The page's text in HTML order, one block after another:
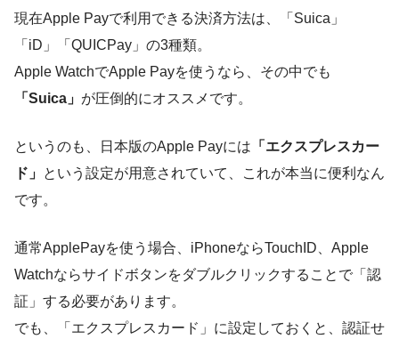
現在Apple Payで利用できる決済方法は、「 Suica」
「iD」「QUICPay」 の3種類。
Apple WatchでApple Payを使うなら、その中でも
「Suica」 が圧倒的にオススメです。
というのも、日本版のApple Payには 「エクスプレスカー
ド」 という設定が用意されていて、これが本当に便利なん
です。
通常ApplePayを使う場合、iPhoneならTouchID、Apple
Watchならサイドボタンをダブルクリックすることで「認
証」する必要があります。
でも、「エクスプレスカード」に設定しておくと、認証せ